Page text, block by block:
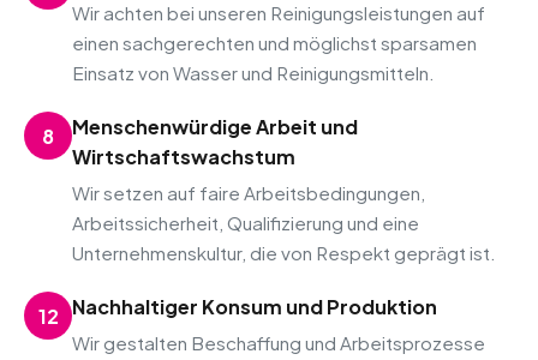
Wir achten bei unseren Reinigungsleistungen auf
einen sachgerechten und möglichst sparsamen
Einsatz von Wasser und Reinigungsmitteln.
8
Menschenwürdige Arbeit und
Wirtschaftswachstum
Wir setzen auf faire Arbeitsbedingungen,
Arbeitssicherheit, Qualifizierung und eine
Unternehmenskultur, die von Respekt geprägt ist.
12 Nachhaltiger Konsum und Produktion
Wir gestalten Beschaffung und Arbeitsprozesse